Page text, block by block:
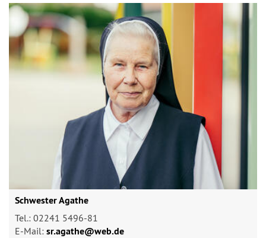
Schwester Agathe
Tel.: 02241 5496-81
E-Mail: sr.agathe@​web.de